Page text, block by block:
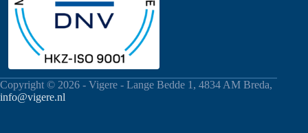
Copyright © 2026 - Vigere - Lange Bedde 1, 4834 AM Breda,
info@vigere.nl